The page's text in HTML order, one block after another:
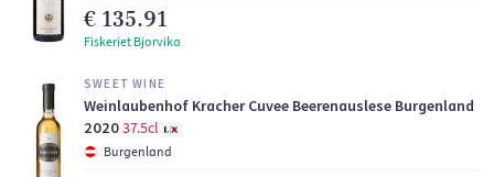
€ 135.91
Fiskeriet Bjorvika
SWEET WINE
Weinlaubenhof Kracher Cuvee Beerenauslese Burgenland
202037.5cl
Burgenland